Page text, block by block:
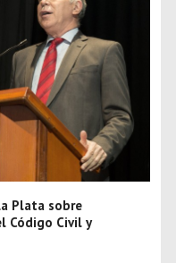
Plata sobre
Código Civil y